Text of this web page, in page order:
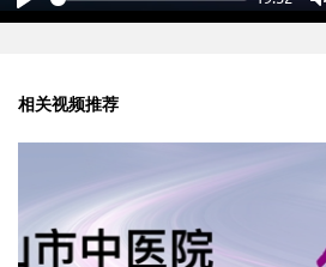
Play
相关视频推荐